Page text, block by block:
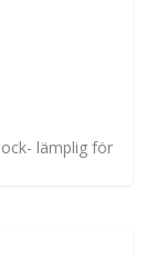
lämplig för